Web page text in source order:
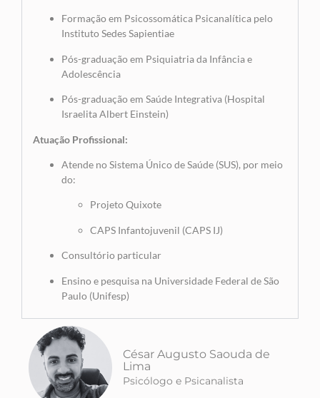
Formação em Psicossomática Psicanalítica pelo
Instituto Sedes Sapientiae
Pós-graduação em Psiquiatria da Infância e
Adolescência
Pós-graduação em Saúde Integrativa (Hospital
Israelita Albert Einstein)
Atuação Profissional:
Atende no Sistema Único de Saúde (SUS), por meio
do:
Projeto Quixote
CAPS Infantojuvenil (CAPS IJ)
Consultório particular
Ensino e pesquisa na Universidade Federal de São
Paulo (Unifesp)
César Augusto Saouda de
Lima
Psicólogo e Psicanalista